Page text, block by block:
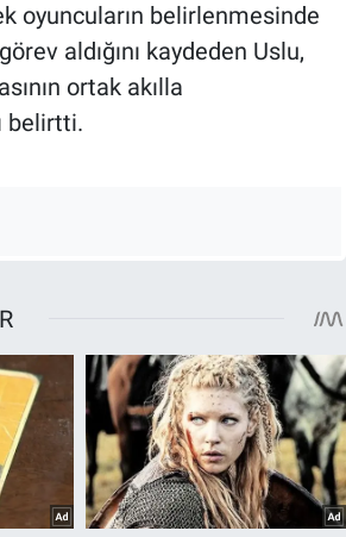
oyuncuların belirlenmesinde
aldığını kaydeden Uslu,
ortak akılla
belirtti.